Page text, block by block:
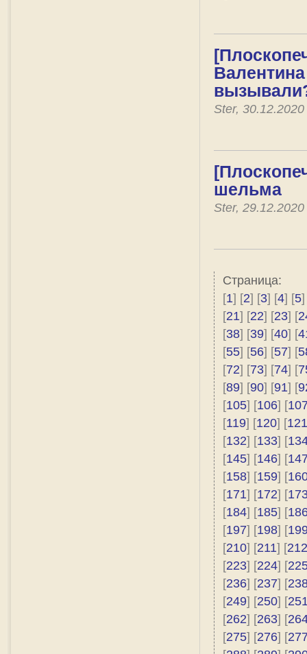
Ster,
шельма
Ster,
Страница:
[1] [2] [3] [4] [5]
[21] [22] [23] [
[38] [39] [40] [
[55] [56] [57] [
[72] [73] [74] [
[89] [90] [91] [
[105] [106] [
[119] [120] [121
[132] [133] [
[145] [146] [
[158] [159] [
[171] [172] [
[184] [185] [
[197] [198] [
[210] [211] [212
[223] [224] [
[236] [237] [
[249] [250] [
[262] [263] [
[275] [276] [